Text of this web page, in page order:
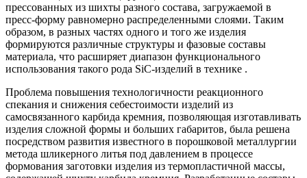
прессованных из шихты разного состава, загружаемой в
пресс-форму равномерно распределенными слоями. Таким
образом, в разных частях одного и того же изделия
формируются различные структуры и фазовые составы
материала, что расширяет диапазон функционального
использования такого рода SiС-изделий в технике .
Проблема повышения технологичности реакционного
спекания и снижения себестоимости изделий из
самосвязанного карбида кремния, позволяющая изготавливать
изделия сложной формы и больших габаритов, была решена
посредством развития известного в порошковой металлургии
метода шликерного литья под давлением в процессе
формования заготовки изделия из термопластичной массы,